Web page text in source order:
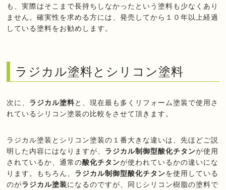
も、実際はそこまで長持ちしなかったという塗料も少なくあり
ません。確実性を求める方には、発売してから１０年以上経過
している塗料をお勧めします。
ラジカル塗料とシリコン塗料
次に、 ラジカル塗料と、現在最も多くリフォーム塗装で使用さ
れているシリコン塗装の比較をさせて頂きます。
ラジカル塗装とシリコン塗装の１番大きな違いは、先ほどご説
明した内容にはなりますが、 ラジカル制御型酸化チタンが使用
されているか、通常の酸化チタンが使われているかの違いにな
ります。もちろん、 ラジカル制御型酸化チタンを使用している
のがラジカル塗装になるのですが、同じシリコン樹脂の塗料で